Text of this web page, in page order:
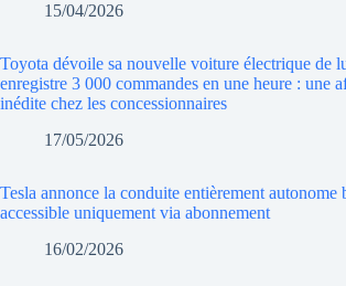
15/04/2026
Toyota dévoile sa nouvelle voiture électrique de
enregistre 3 000 commandes en une heure : une
inédite chez les concessionnaires
17/05/2026
Tesla annonce la conduite entièrement autonome
accessible uniquement via abonnement
16/02/2026